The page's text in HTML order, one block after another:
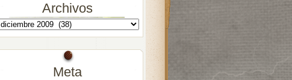
Archivos
Meta